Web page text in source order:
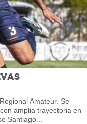
Amateur. Se
amplia trayectoria en
Santiago...